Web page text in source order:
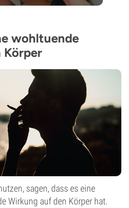
wohltuende
Körper
sagen, dass es eine
Wirkung auf den Körper hat.